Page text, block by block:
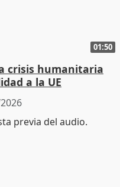
01:50
crisis humanitaria
a la UE